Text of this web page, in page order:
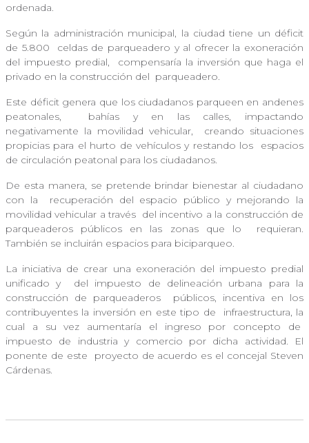
ordenada.
Según la administración municipal, la ciudad tiene un déficit
de 5.800
celdas de parqueadero y al ofrecer la exoneración
del impuesto predial,
compensaría la inversión que haga el
privado en la construcción del parqueadero.
Este déficit genera que los ciudadanos parqueen en andenes
peatonales,
bahías y en las calles, impactando
negativamente la movilidad vehicular,
creando situaciones
propicias para el hurto de vehículos y restando los
espacios
de circulación peatonal para los ciudadanos.
De esta manera, se pretende brindar bienestar al ciudadano
con la
recuperación del espacio público y mejorando la
movilidad vehicular a través del incentivo a la construcción de
parqueaderos públicos en las zonas que lo
requieran.
También se incluirán espacios para biciparqueo.
La iniciativa de crear una exoneración del impuesto predial
unificado y
del impuesto de delineación urbana para la
construcción de parqueaderos
públicos, incentiva en los
contribuyentes la inversión en este tipo de
infraestructura, la
cual a su vez aumentaría el ingreso por concepto de
impuesto de industria y comercio por dicha actividad. El
ponente de este
proyecto de acuerdo es el concejal Steven
Cárdenas.